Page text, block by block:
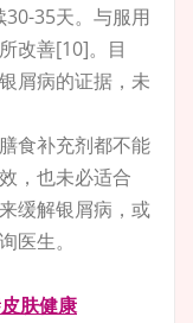
35天。与服用
改善[10]。目
屑病的证据，未
食补充剂都不能
，也未必适合
缓解银屑病，或
医生。
肤健康